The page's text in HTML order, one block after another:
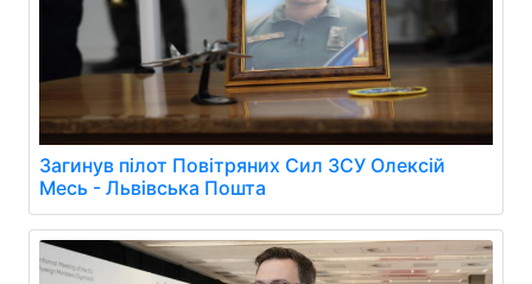
Загинув пілот Повітряних Сил ЗСУ Олексій
Месь - Львівська Пошта